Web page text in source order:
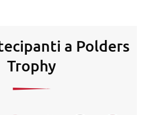
a Polders
Trophy